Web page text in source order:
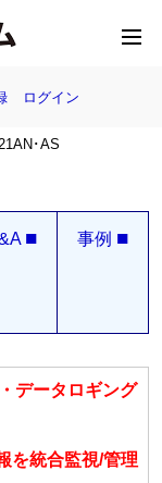
ログイン
･AS
■ 事例 ■
データロギング
統合監視/管理